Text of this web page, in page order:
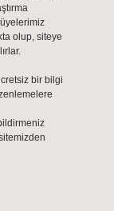
olup, siteye
bir bilgi